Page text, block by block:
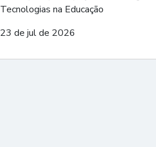
Tecnologias na Educação
23 de jul de 2026